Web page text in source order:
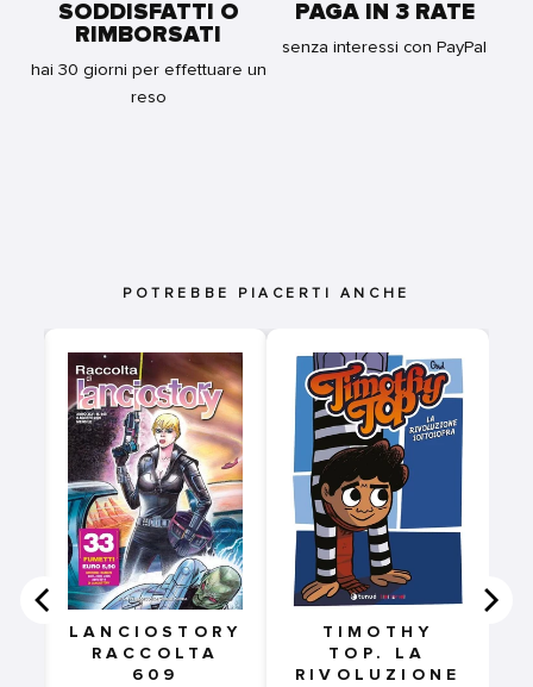
SODDISFATTI O
RIMBORSATI
hai 30 giorni per effettuare un
reso
PAGA IN 3 RATE
senza interessi con PayPal
POTREBBE PIACERTI ANCHE
LANCIOSTORY
RACCOLTA
609
TIMOTHY
TOP. LA
RIVOLUZIONE